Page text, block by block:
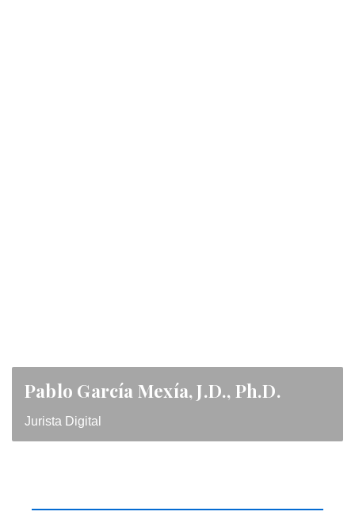
Pablo García Mexía, J.D., Ph.D.
Jurista Digital